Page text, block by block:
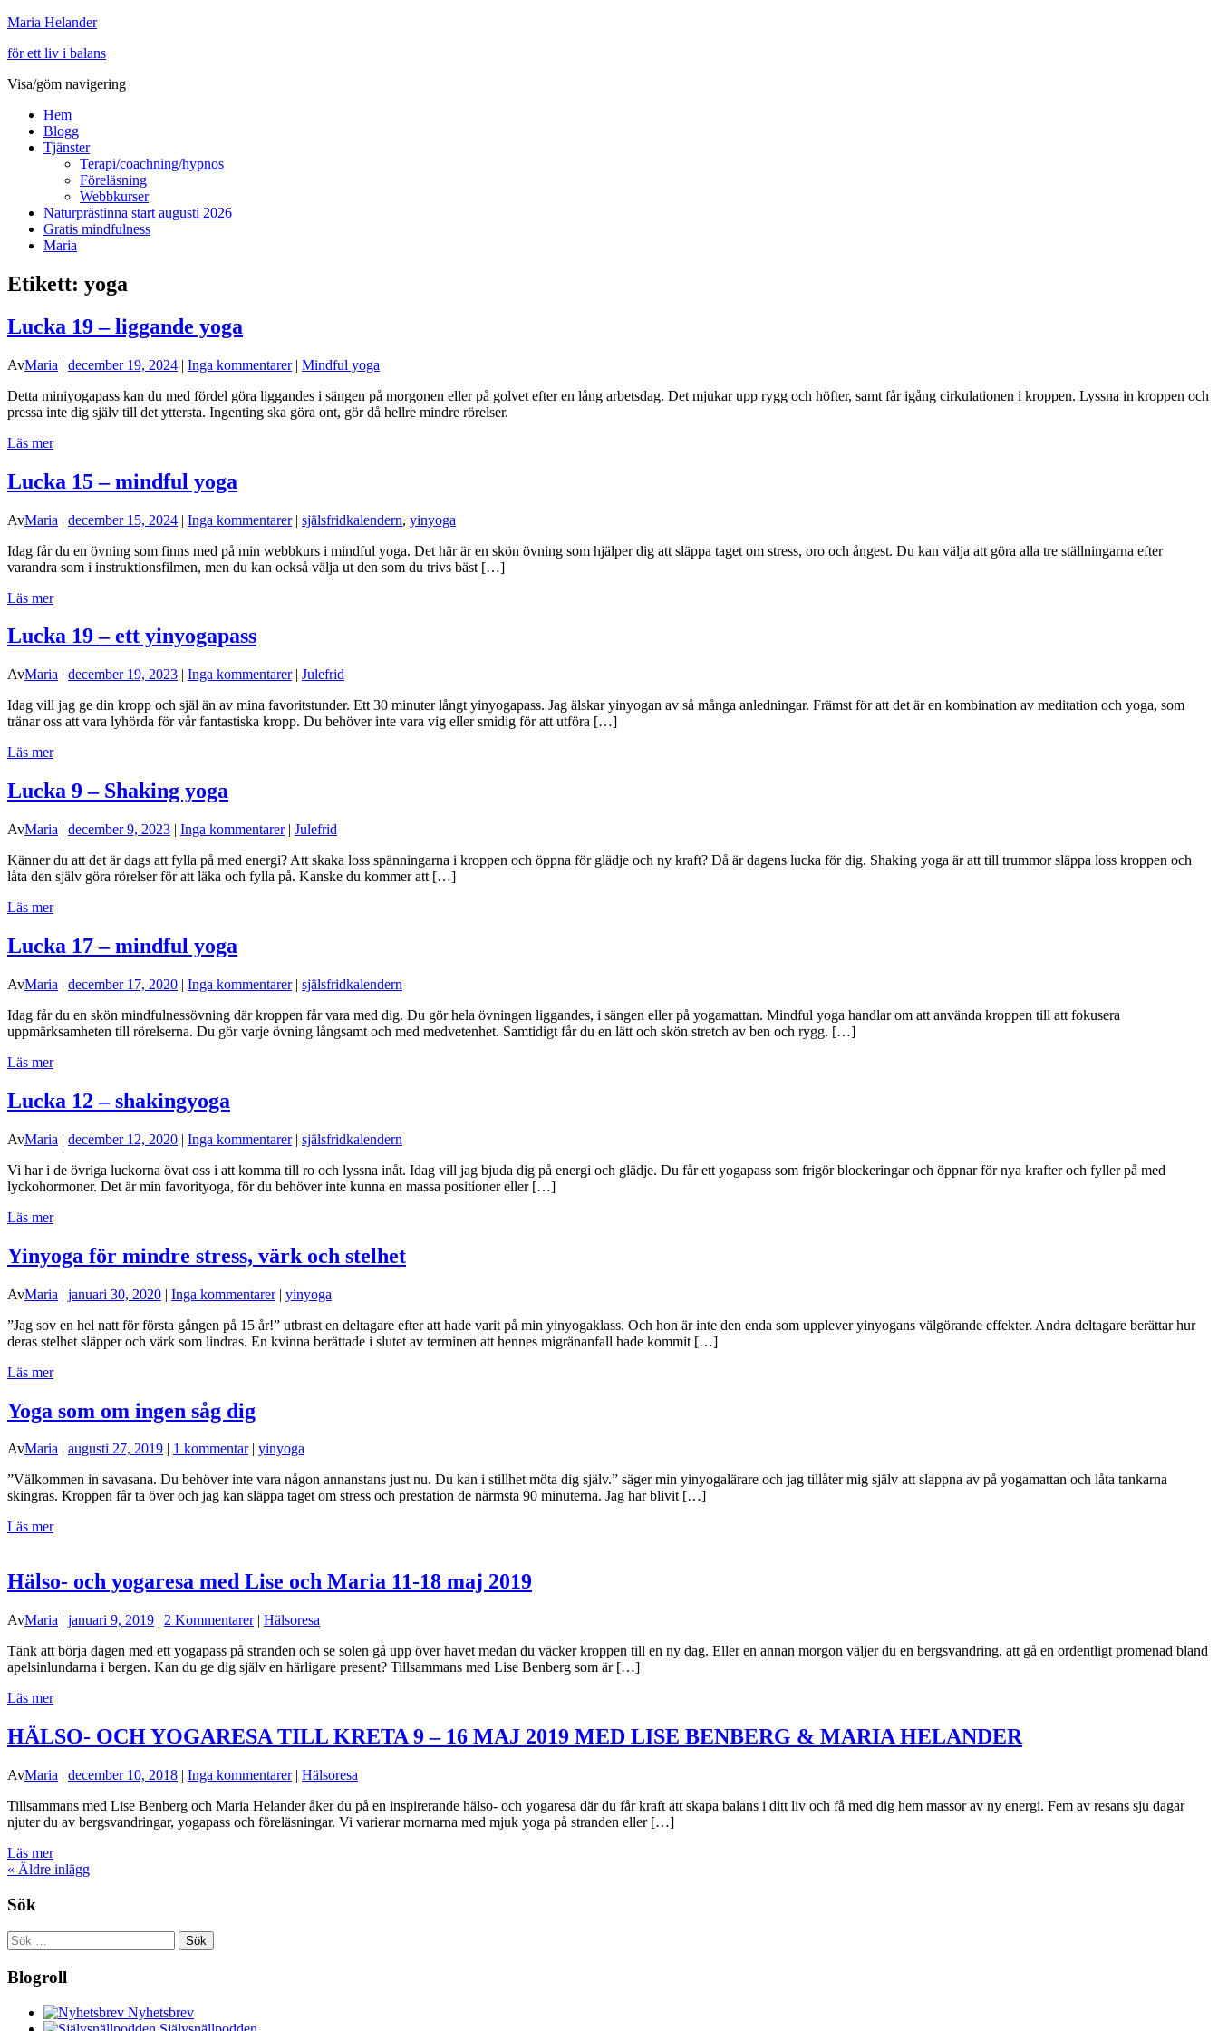
Maria Helander
för ett liv i balans
Visa/göm navigering
Hem
Blogg
Tjänster
Terapi/coachning/hypnos
Föreläsning
Webbkurser
Naturprästinna start augusti 2026
Gratis mindfulness
Maria
Etikett: yoga
Lucka 19 – liggande yoga
AvMaria | december 19, 2024 | Inga kommentarer| Mindful yoga
Detta miniyogapass kan du med fördel göra liggandes i sängen på morgonen eller på golvet efter en lång arbetsdag. Det mjukar upp rygg och höfter, samt får igång cirkulationen i kroppen. Lyssna in kroppen och
pressa inte dig själv till det yttersta. Ingenting ska göra ont, gör då hellre mindre rörelser.
Läs mer
Lucka 15 – mindful yoga
AvMaria | december 15, 2024 | Inga kommentarer| själsfridkalendern, yinyoga
Idag får du en övning som finns med på min webbkurs i mindful yoga. Det här är en skön övning som hjälper dig att släppa taget om stress, oro och ångest. Du kan välja att göra alla tre ställningarna efter
varandra som i instruktionsfilmen, men du kan också välja ut den som du trivs bäst […]
Läs mer
Lucka 19 – ett yinyogapass
AvMaria | december 19, 2023 | Inga kommentarer| Julefrid
Idag vill jag ge din kropp och själ än av mina favoritstunder. Ett 30 minuter långt yinyogapass. Jag älskar yinyogan av så många anledningar. Främst för att det är en kombination av meditation och yoga, som
tränar oss att vara lyhörda för vår fantastiska kropp. Du behöver inte vara vig eller smidig för att utföra […]
Läs mer
Lucka 9 – Shaking yoga
AvMaria | december 9, 2023 | Inga kommentarer| Julefrid
Känner du att det är dags att fylla på med energi? Att skaka loss spänningarna i kroppen och öppna för glädje och ny kraft? Då är dagens lucka för dig. Shaking yoga är att till trummor släppa loss kroppen och
låta den själv göra rörelser för att läka och fylla på. Kanske du kommer att […]
Läs mer
Lucka 17 – mindful yoga
AvMaria | december 17, 2020 | Inga kommentarer| själsfridkalendern
Idag får du en skön mindfulnessövning där kroppen får vara med dig. Du gör hela övningen liggandes, i sängen eller på yogamattan. Mindful yoga handlar om att använda kroppen till att fokusera
uppmärksamheten till rörelserna. Du gör varje övning långsamt och med medvetenhet. Samtidigt får du en lätt och skön stretch av ben och rygg. […]
Läs mer
Lucka 12 – shakingyoga
AvMaria | december 12, 2020 | Inga kommentarer| själsfridkalendern
Vi har i de övriga luckorna övat oss i att komma till ro och lyssna inåt. Idag vill jag bjuda dig på energi och glädje. Du får ett yogapass som frigör blockeringar och öppnar för nya krafter och fyller på med
lyckohormoner. Det är min favorityoga, för du behöver inte kunna en massa positioner eller […]
Läs mer
Yinyoga för mindre stress, värk och stelhet
AvMaria | januari 30, 2020 | Inga kommentarer| yinyoga
”Jag sov en hel natt för första gången på 15 år!” utbrast en deltagare efter att hade varit på min yinyogaklass. Och hon är inte den enda som upplever yinyogans välgörande effekter. Andra deltagare berättar hur
deras stelhet släpper och värk som lindras. En kvinna berättade i slutet av terminen att hennes migränanfall hade kommit […]
Läs mer
Yoga som om ingen såg dig
AvMaria | augusti 27, 2019 | 1 kommentar| yinyoga
”Välkommen in savasana. Du behöver inte vara någon annanstans just nu. Du kan i stillhet möta dig själv.” säger min yinyogalärare och jag tillåter mig själv att slappna av på yogamattan och låta tankarna
skingras. Kroppen får ta över och jag kan släppa taget om stress och prestation de närmsta 90 minuterna. Jag har blivit […]
Läs mer
Hälso- och yogaresa med Lise och Maria 11-18 maj 2019
AvMaria | januari 9, 2019 | 2 Kommentarer| Hälsoresa
Tänk att börja dagen med ett yogapass på stranden och se solen gå upp över havet medan du väcker kroppen till en ny dag. Eller en annan morgon väljer du en bergsvandring, att gå en ordentligt promenad bland
apelsinlundarna i bergen. Kan du ge dig själv en härligare present? Tillsammans med Lise Benberg som är […]
Läs mer
HÄLSO- OCH YOGARESA TILL KRETA 9 – 16 MAJ 2019 MED LISE BENBERG & MARIA HELANDER
AvMaria | december 10, 2018 | Inga kommentarer| Hälsoresa
Tillsammans med Lise Benberg och Maria Helander åker du på en inspirerande hälso- och yogaresa där du får kraft att skapa balans i ditt liv och få med dig hem massor av ny energi. Fem av resans sju dagar
njuter du av bergsvandringar, yogapass och föreläsningar. Vi varierar mornarna med mjuk yoga på stranden eller […]
Läs mer
« Äldre inlägg
Sök
Sök
efter:
Blogroll
Nyhetsbrev